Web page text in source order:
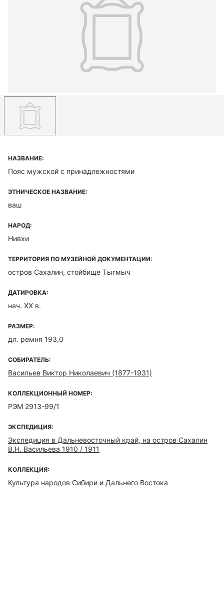
НАЗВАНИЕ:
Пояс мужской с принадлежностями
ЭТНИЧЕСКОЕ НАЗВАНИЕ:
ваш
НАРОД:
Нивхи
ТЕРРИТОРИЯ ПО МУЗЕЙНОЙ ДОКУМЕНТАЦИИ:
остров Сахалин, стойбище Тыгмыч
ДАТИРОВКА:
нач. ХХ в.
РАЗМЕР:
дл. ремня 193,0
СОБИРАТЕЛЬ:
Васильев Виктор Николаевич (1877-1931)
КОЛЛЕКЦИОННЫЙ НОМЕР:
РЭМ 2913-99/1
ЭКСПЕДИЦИЯ:
Экспедиция в Дальневосточный край, на остров Сахалин
В.Н. Васильева 1910 / 1911
КОЛЛЕКЦИЯ:
Культура народов Сибири и Дальнего Востока